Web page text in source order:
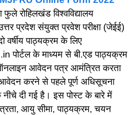
फुले रोहिलखंड विश्वविद्यालय
प्रदेश संयुक्त प्रवेश परीक्षा (जेईई)
वर्षीय पाठ्यक्रम के लिए
पोर्टल के माध्यम से बी.एड पाठ्यक्रम
आवेदन पत्र आमंत्रित करता
करने से पहले पूर्ण अधिसूचना
दी गई है। इस पोस्ट के बारे में
आयु सीमा, पाठ्यक्रम, चयन